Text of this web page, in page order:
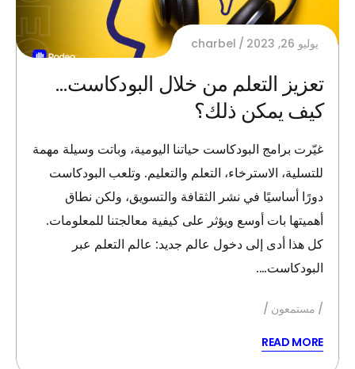
يوليو 26, 2023 charbel
تعزيز التعلم من خلال البودكاست…
كيف يمكن ذلك؟
غيّرت برامج البودكاست حياتنا اليومية، وباتت وسيلة مهمة
للتسلية، الاسترخاء، التعلم والتعليم. وتلعب البودكاست
دورًا أساسيًا في نشر الثقافة والتسويق، ولكن نطاق
أهميتها بات أوسع ويؤثر على كيفية معالجتنا للمعلومات.
كل هذا أدى إلى دخول عالم جديد: عالم التعلم عبر
البودكاست….
مستمعون
READ MORE